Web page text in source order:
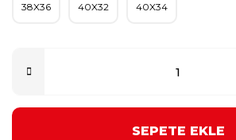
38X36 40X32 40X34
SEPETE EKLE